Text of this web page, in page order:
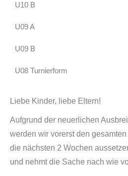
Liebe Kinder, liebe Eltern!
Aufgrund der neuerlichen
werden wir vorerst den
die nächsten 2 Wochen
und nehmt die Sache nach wie
U10 B
U09 A
U09 B
U08 Turnierform